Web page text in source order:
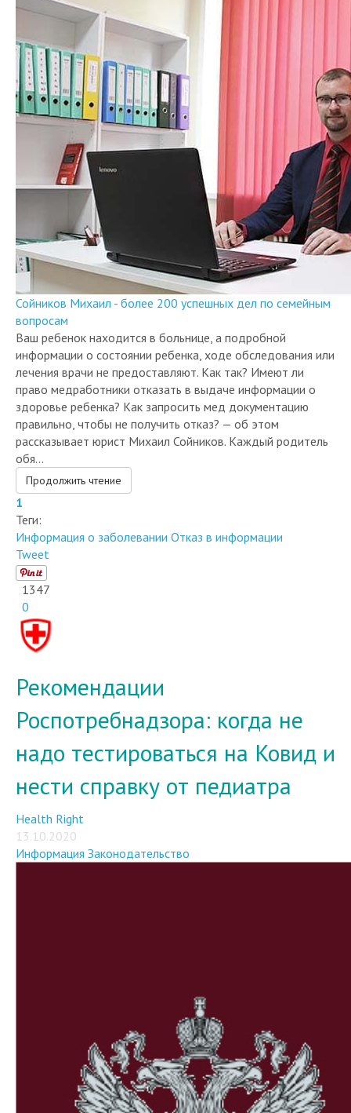
Сойников Михаил - более 200 успешных дел по семейным
вопросам
Ваш ребенок находится в больнице, а подробной
информации о состоянии ребенка, ходе обследования или
лечения врачи не предоставляют. Как так? Имеют ли
право медработники отказать в выдаче информации о
здоровье ребенка? Как запросить мед документацию
правильно, чтобы не получить отказ? — об этом
рассказывает юрист Михаил Сойников. Каждый родитель
обя...
Продолжить чтение
1
Теги:
Информация о заболевании Отказ в информации
Tweet
1347
0
Рекомендации
Роспотребнадзора: когда не
надо тестироваться на Ковид и
нести справку от педиатра
Health Right
13.10.2020
Информация Законодательство